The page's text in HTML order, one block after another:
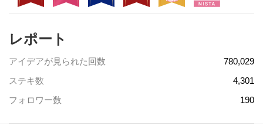
レポート
アイデアが見られた回数
780,029
ステキ数
4,301
フォロワー数
190